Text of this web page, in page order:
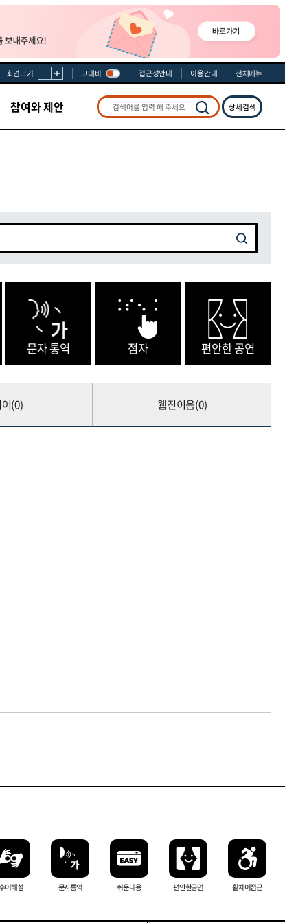
화면크기 고대비 접근성안내 이용안내 전체메뉴
참여와 제안 검색 상세검색
문자 통역 점자 편안한 공연
(0) 웹진이음(0)
어해설 문자 통역 쉬운내용 편안한 공연 휠체어 접근